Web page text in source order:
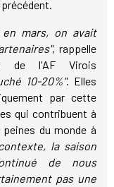
mars, on avait
, rappelle
de l'AF Virois
10-20%". Elles
par cette
qui contribuent à
du monde à
la saison
de nous
pas une